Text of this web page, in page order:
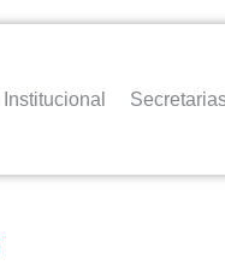
Institucional